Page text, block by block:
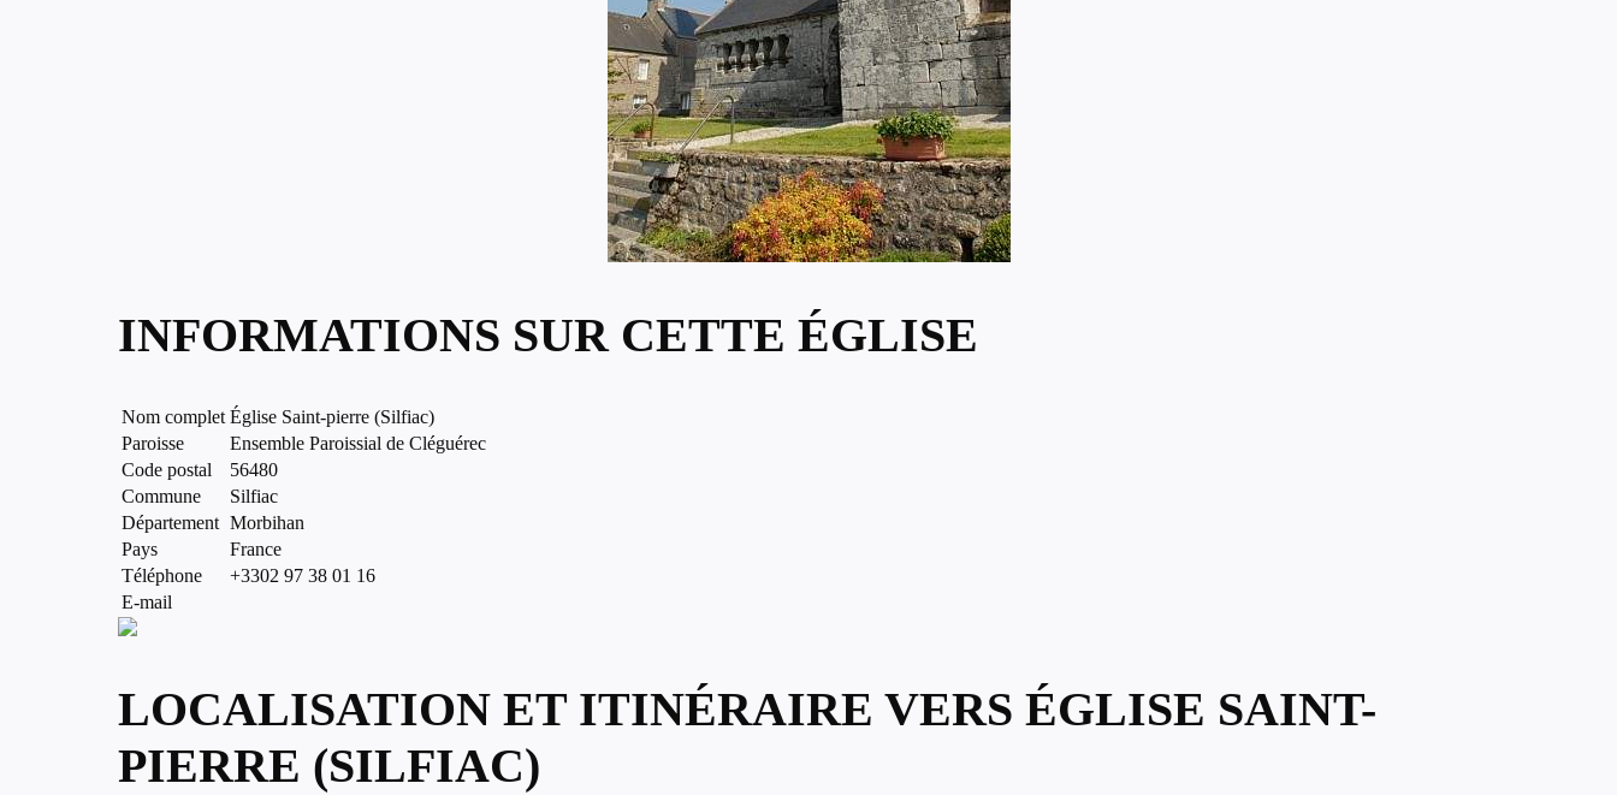
INFORMATIONS SUR CETTE ÉGLISE
Nom complet Église Saint-pierre (Silfiac)
Paroisse
Ensemble Paroissial de Cléguérec
Code postal
56480
Commune
Silfiac
Département Morbihan
Pays
France
Téléphone
+3302 97 38 01 16
E-mail
LOCALISATION ET ITINÉRAIRE VERS ÉGLISE SAINT-
PIERRE (SILFIAC)